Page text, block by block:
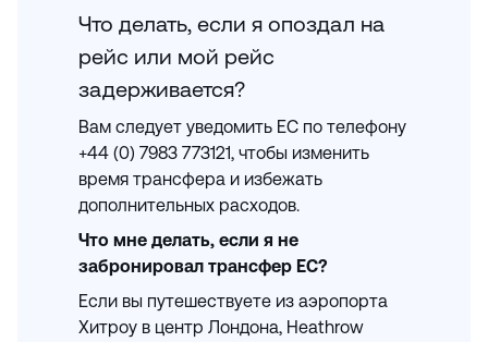
Что делать, если я опоздал на
рейс или мой рейс
задерживается?
Вам следует уведомить EC по телефону
+44 (0) 7983 773121, чтобы изменить
время трансфера и избежать
дополнительных расходов.
Что мне делать, если я не
забронировал трансфер EC?
Если вы путешествуете из аэропорта
Хитроу в центр Лондона, Heathrow